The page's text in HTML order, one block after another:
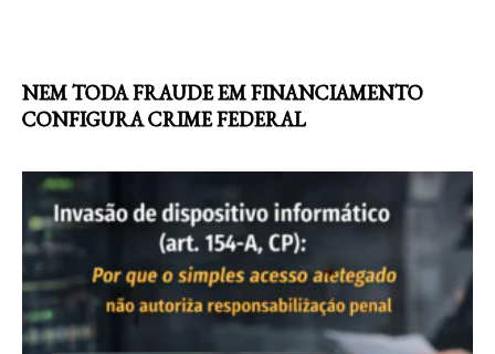
NEM TODA FRAUDE EM FINANCIAMENTO
CONFIGURA CRIME FEDERAL